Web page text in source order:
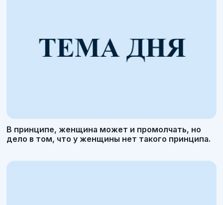
В принципе, женщина может и промолчать, но
дело в том, что у женщины нет такого принципа.